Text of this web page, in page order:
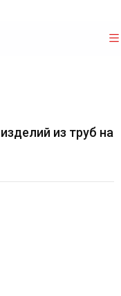
из труб на